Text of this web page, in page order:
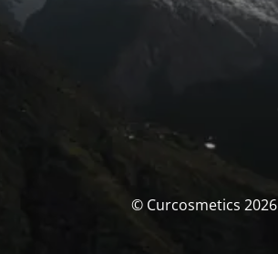
© Curcosmetics 2026